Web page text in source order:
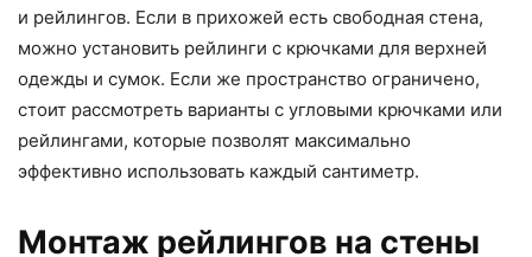
и рейлингов. Если в прихожей есть свободная стена,
можно установить рейлинги с крючками для верхней
одежды и сумок. Если же пространство ограничено,
стоит рассмотреть варианты с угловыми крючками или
рейлингами, которые позволят максимально
эффективно использовать каждый сантиметр.
Монтаж рейлингов на стены